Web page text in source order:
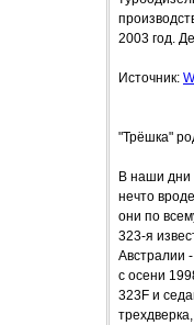
2003 год.
Источник:
"Трёшка"
В наши дни
нечто
они по
323-я
Австралии
с осени
323F и